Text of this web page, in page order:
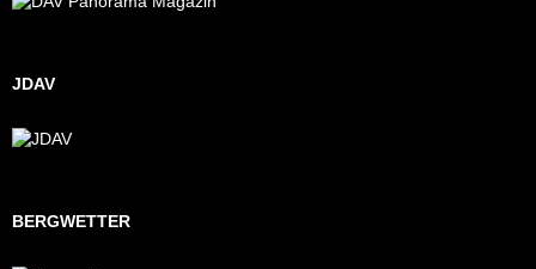
JDAV
BERGWETTER